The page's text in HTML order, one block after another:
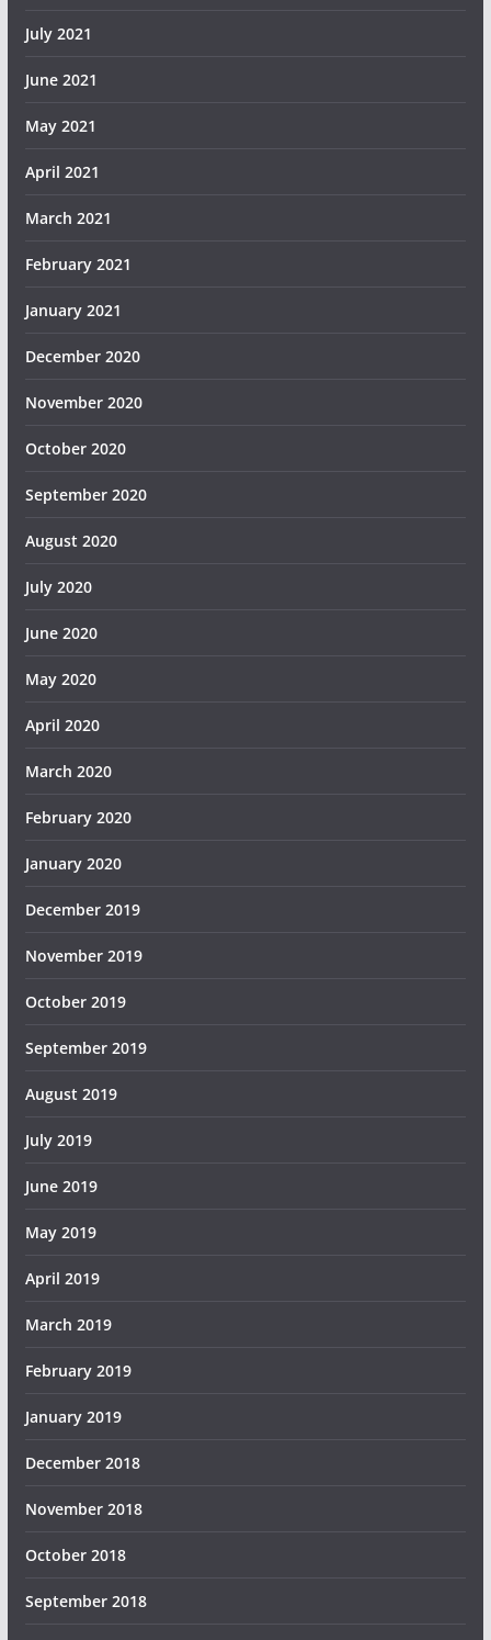
July 2021
June 2021
May 2021
April 2021
March 2021
February 2021
January 2021
December 2020
November 2020
October 2020
September 2020
August 2020
July 2020
June 2020
May 2020
April 2020
March 2020
February 2020
January 2020
December 2019
November 2019
October 2019
September 2019
August 2019
July 2019
June 2019
May 2019
April 2019
March 2019
February 2019
January 2019
December 2018
November 2018
October 2018
September 2018